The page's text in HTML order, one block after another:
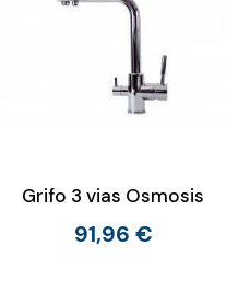
Grifo 3 vias Osmosis
91,96 €